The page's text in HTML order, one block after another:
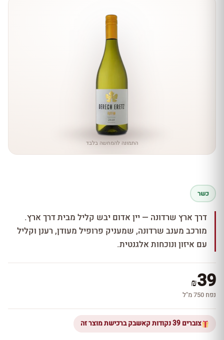
התמונה להמחשה בלבד
כשר
דרך ארץ שרדונה — יין אדום יבש קליל מבית דרך ארץ.
מורכב מענב שרדונה, שמעניק פרופיל מעודן, רענן וקליל
עם איזון ונוכחות אלגנטית.
₪39
נפח 750 מ''ל
צוברים 39 נקודות קאשבק ברכישת מוצר זה